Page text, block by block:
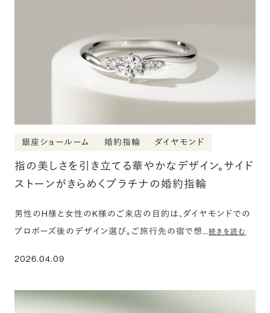
銀座ショールーム 婚約指輪 ダイヤモンド
指の美しさを引き立てる華やかなデザイン。サイド
ストーンがきらめくプラチナの婚約指輪
男性のH様と女性のK様のご来店の目的は、ダイヤモンドでの
プロポーズ後のデザイン選び。ご旅行先の宿で想…続きを読む
2026.04.09